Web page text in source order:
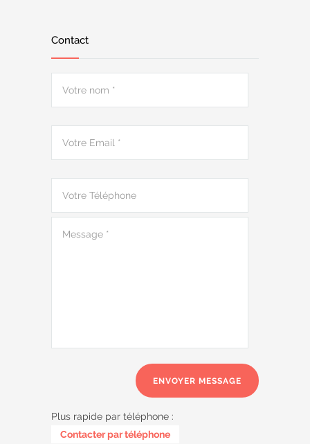
Contact
Plus rapide par téléphone :
0485 58 62 32
Contacter par téléphone